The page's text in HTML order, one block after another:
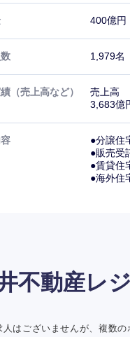
400億円
1,979名
（売上高など）
売上高
3,683億
●分譲住
●販売受
●賃貸住
●海外住
不動産レ
はございませんが、複数の